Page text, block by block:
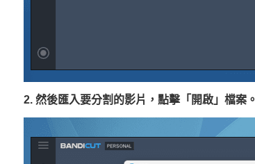
2. 然後匯入要分割的影片，點擊「開啟」檔案。